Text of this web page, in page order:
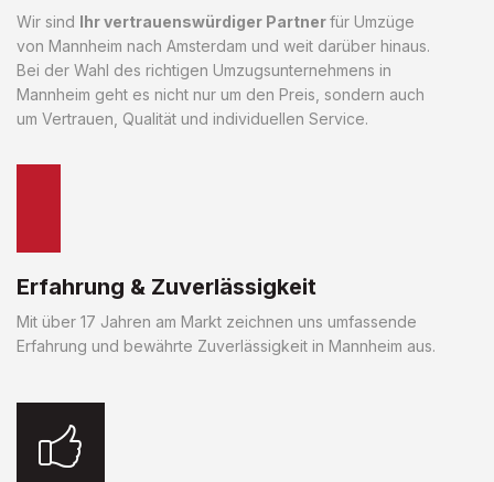
Wir sind Ihr vertrauenswürdiger Partnerfür Umzüge
von Mannheim nach Amsterdam und weit darüber hinaus.
Bei der Wahl des richtigen Umzugsunternehmens in
Mannheim geht es nicht nur um den Preis, sondern auch
um Vertrauen, Qualität und individuellen Service.
Erfahrung & Zuverlässigkeit
Mit über 17 Jahren am Markt zeichnen uns umfassende
Erfahrung und bewährte Zuverlässigkeit in Mannheim aus.